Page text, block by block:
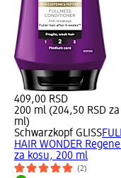
409,00 RSD
200 ml (204,50 RSD za
ml)
Schwarzkopf GLISS
HAIR WONDER
za kosu, 200 ml
(2)